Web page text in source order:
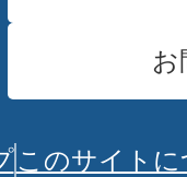
お
このサイトに